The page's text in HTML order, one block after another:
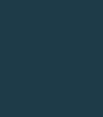
segurança
alguém
entanto, mais
as coisas
também
Têm
vez de se